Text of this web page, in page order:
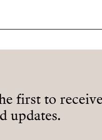
first to receive
updates.